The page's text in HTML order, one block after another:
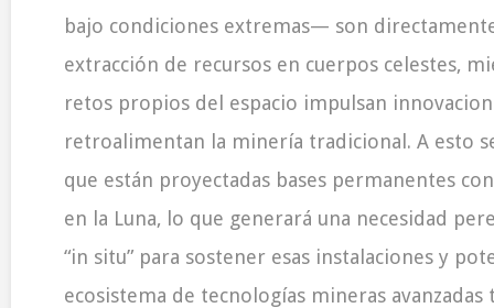
bajo condiciones extremas— son
extracción de recursos en cuerpos celestes,
retos propios del espacio impulsan
retroalimentan la minería tradicional. A esto
que están proyectadas bases permanentes
en la Luna, lo que generará una necesidad
“in situ” para sostener esas instalaciones y
ecosistema de tecnologías mineras